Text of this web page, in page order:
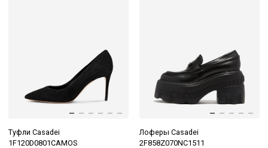
Туфли Casadei
1F120D0801CAMOS
Лоферы Casadei
2F858Z070NC1511